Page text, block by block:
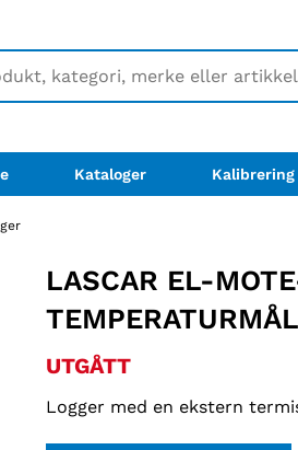
Kataloger Kalibrering
LASCAR EL-
UTGÅTT
Logger med en ekstern